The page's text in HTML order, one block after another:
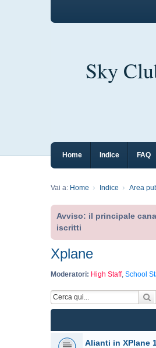
Sky
Home Indice FAQ
Vai a: Home Indice Area
Avviso: il principale
iscritti
Xplane
Moderatori: High Staff, School
Alianti in XPlane